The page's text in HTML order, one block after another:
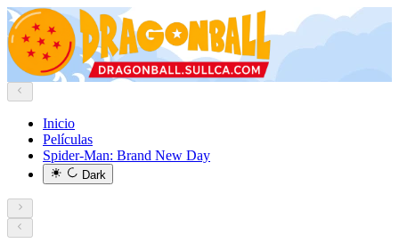
Inicio
Películas
Spider-Man: Brand New Day
Dark